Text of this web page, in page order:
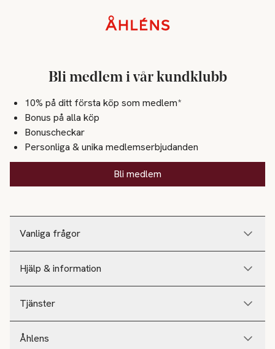
Vanliga frågor
Hjälp & information
Tjänster
Åhlens
Bli medlem i vår kundklubb
10% på ditt första köp som medlem*
Bonus på alla köp
Bonuscheckar
Personliga & unika medlemserbjudanden
Bli medlem